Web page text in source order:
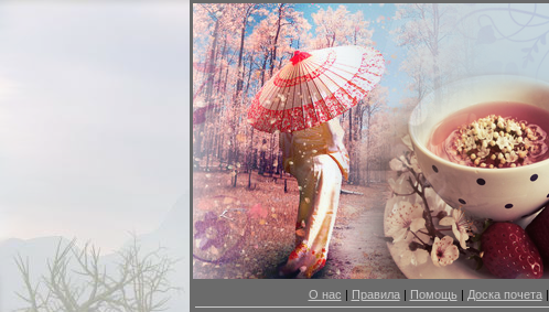
О нас | Правила| Помощь | Доска почета|